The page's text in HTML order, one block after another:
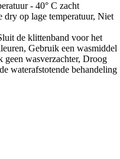
- 40° C zacht
op lage temperatuur, Niet
de klittenband voor het
Gebruik een wasmiddel
wasverzachter, Droog
waterafstotende behandeling